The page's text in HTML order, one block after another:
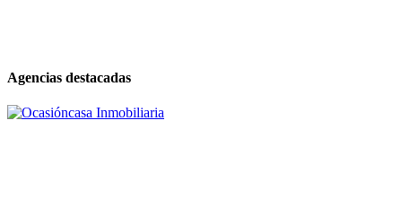
Agencias destacadas